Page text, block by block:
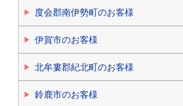
度会郡南伊勢町のお客様
伊賀市のお客様
北牟婁郡紀北町のお客様
鈴鹿市のお客様